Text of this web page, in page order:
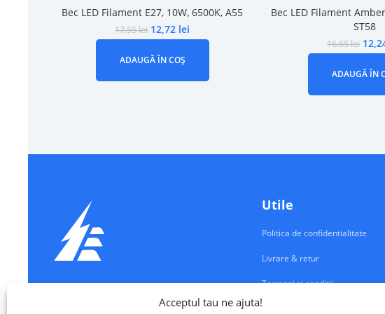
Acceptul tau ne ajuta!
Bec LED Filament E27, 10W, 6500K, A55
17,55lei 12,72 lei
ADAUGĂ ÎN COȘ
Bec LED Filament
ST58
16,65lei
ADAUGĂ ÎN
Echipamente Electrice
Utile
Politica de confidentialitate
Livrare & retur
Termeni si conditii
Contul meu